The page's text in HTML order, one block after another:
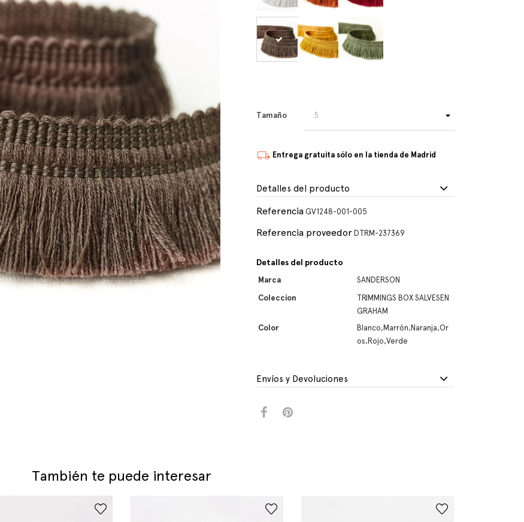
Tamaño
Entrega gratuita sólo en la tienda de Madrid
Detalles del producto
Referencia GV1248-001-005
Referencia proveedor DTRM-237369
Detalles del producto
Marca
SANDERSON
Coleccion
TRIMMINGS BOX SALVESEN
GRAHAM
Color
Blanco,Marrón,Naranja,Or
os,Rojo,Verde
Envíos y Devoluciones
También te puede interesar